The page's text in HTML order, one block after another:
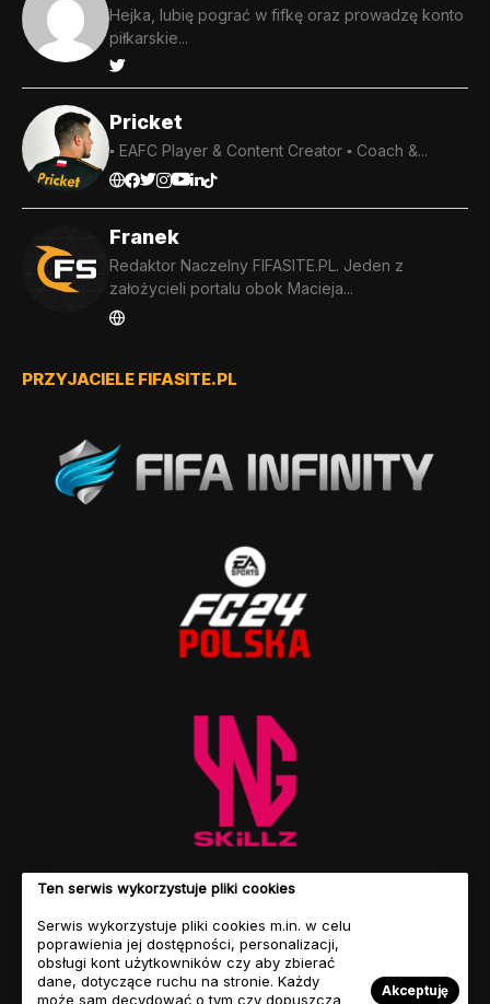
Hejka, lubię pograć w fifkę oraz prowadzę konto
piłkarskie...
Pricket
▪️ EAFC Player & Content Creator ▪️ Coach &...
Franek
Redaktor Naczelny FIFASITE.PL. Jeden z
założycieli portalu obok Macieja...
PRZYJACIELE FIFASITE.PL
Ten serwis wykorzystuje pliki cookies
Serwis wykorzystuje pliki cookies m.in. w celu
poprawienia jej dostępności, personalizacji,
obsługi kont użytkowników czy aby zbierać
dane, dotyczące ruchu na stronie. Każdy
może sam decydować o tym czy dopuszcza
Akceptuję